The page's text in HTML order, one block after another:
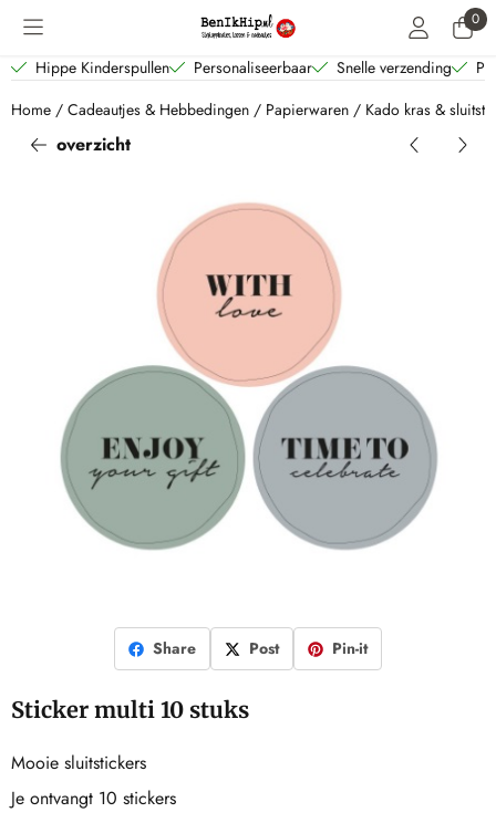
Cookievoorkeuren zijn beschikbaar. Kies instellingen of sta alle 0
Hippe Kinderspullen Personaliseerbaar Snelle verzending
Home / Cadeautjes & Hebbedingen / Papierwaren / Kado kras &
overzicht
Share Post Pin-it
Sticker multi 10 stuks
Mooie sluitstickers
Je ontvangt 10 stickers